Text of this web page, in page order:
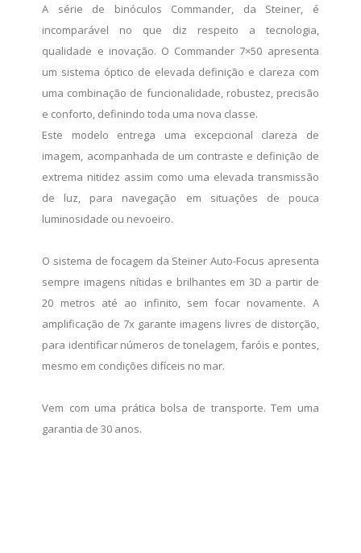
A série de binóculos Commander, da Steiner, é
incomparável no que diz respeito a tecnologia,
qualidade e inovação. O Commander 7×50 apresenta
um sistema óptico de elevada definição e clareza com
uma combinação de funcionalidade, robustez, precisão
e conforto, definindo toda uma nova classe.
Este modelo entrega uma excepcional clareza de
imagem, acompanhada de um contraste e definição de
extrema nitidez assim como uma elevada transmissão
de luz, para navegação em situações de pouca
luminosidade ou nevoeiro.
O sistema de focagem da Steiner Auto-Focus apresenta
sempre imagens nítidas e brilhantes em 3D a partir de
20 metros até ao infinito, sem focar novamente. A
amplificação de 7x garante imagens livres de distorção,
para identificar números de tonelagem, faróis e pontes,
mesmo em condições difíceis no mar.
Vem com uma prática bolsa de transporte. Tem uma
garantia de 30 anos.